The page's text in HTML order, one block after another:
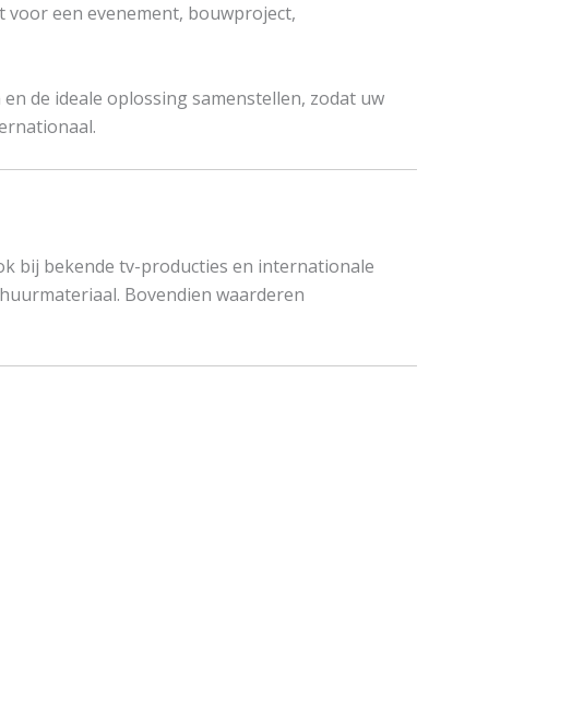
een evenement, bouwproject,
de ideale oplossing samenstellen, zodat uw
bij bekende tv-producties en internationale
Bovendien waarderen